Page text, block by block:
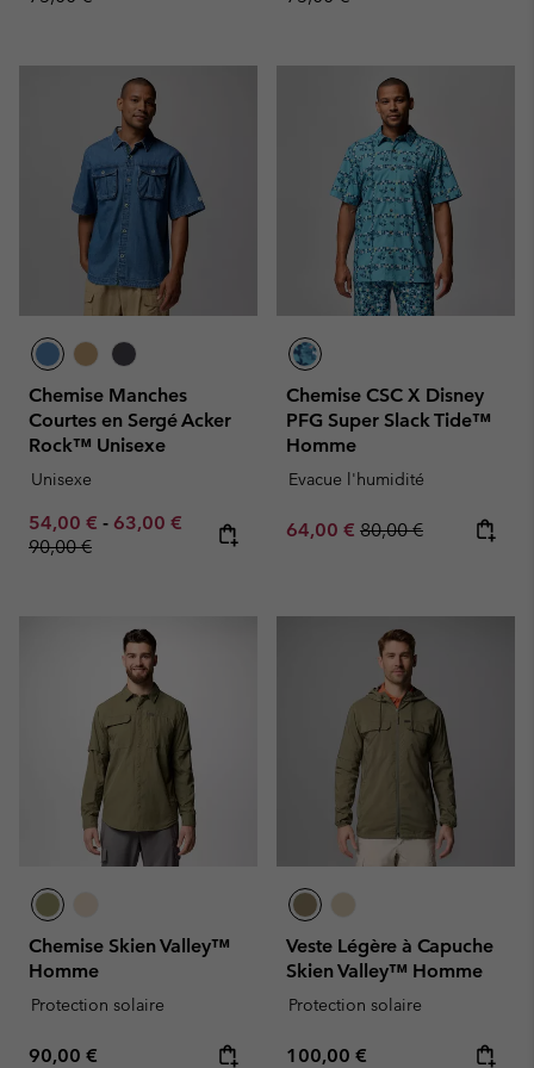
Chemise Manches
Courtes en Sergé Acker
Rock™ Unisexe
Unisexe
Minimum sale price:
54,00 € - Maximum sale price:
63,00 € Regular price:
90,00 €
Chemise CSC X Disney
PFG Super Slack Tide™
Homme
Evacue l'humidité
Sale price:
64,00 € Regular price:
80,00 €
Chemise Skien Valley™
Homme
Protection solaire
Regular price:
90,00 €
Veste Légère à Capuche
Skien Valley™ Homme
Protection solaire
Regular price:
100,00 €